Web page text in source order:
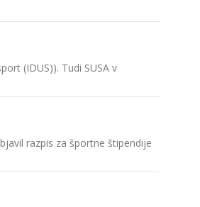
(IDUS)). Tudi SUSA v
razpis za športne štipendije